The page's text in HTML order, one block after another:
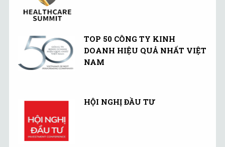
TOP 50 CÔNG TY KINH
DOANH HIỆU QUẢ NHẤT VIỆT
NAM
HỘI NGHỊ ĐẦU TƯ